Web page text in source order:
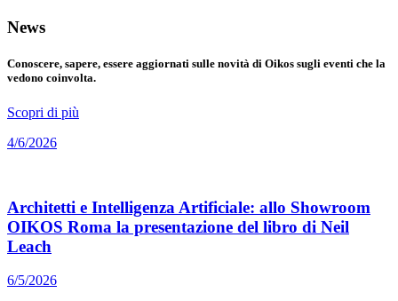
News
Conoscere, sapere, essere aggiornati sulle novità di Oikos sugli eventi che la
vedono coinvolta.
Scopri di più
4/6/2026
Architetti e Intelligenza Artificiale: allo Showroom
OIKOS Roma la presentazione del libro di Neil
Leach
6/5/2026